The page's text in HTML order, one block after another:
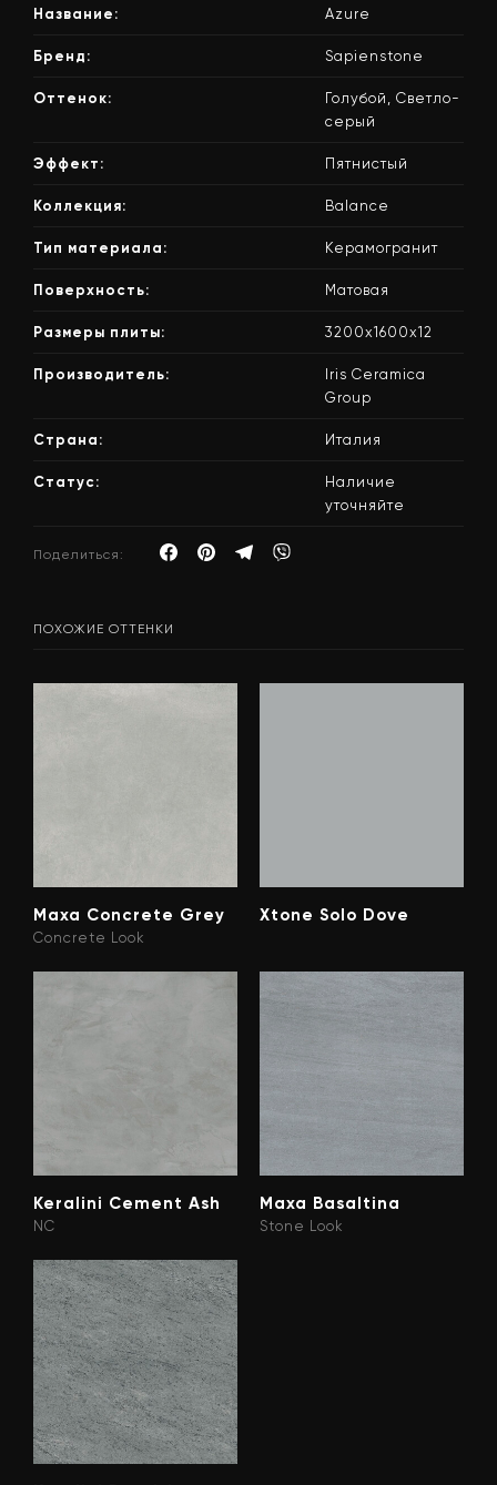
Цена за плиту
Название: Azure
Бренд: Sapienstone
Оттенок:
Голубой, Светло-
серый
Эффект: Пятнистый
Коллекция: Balance
Тип материала: Керамогранит
Поверхность: Матовая
Размеры плиты: 3200х1600х12
Производитель:
Iris Ceramica
Group
Страна: Италия
Статус:
Наличие
уточняйте
Поделиться:
ПОХОЖИЕ ОТТЕНКИ
Maxa Concrete Grey
Concrete Look
Xtone Solo Dove
Keralini Cement Ash
NC
Maxa Basaltina
Stone Look